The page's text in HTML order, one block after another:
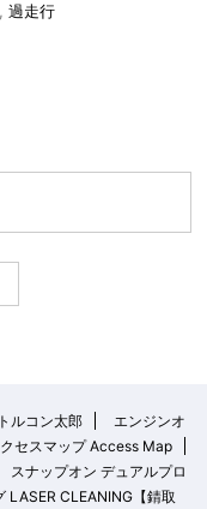
過走行
トルコン太郎
エンジンオ
セスマップ Access Map
ナップオン デュアルプロ
LASER CLEANING【錆取